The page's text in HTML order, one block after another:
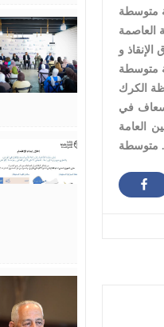
قامت فرق الإنقاذ و
في
العامة
متوسطة .